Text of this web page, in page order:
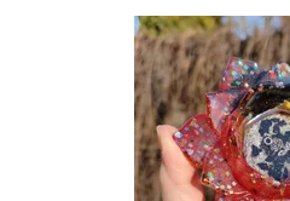
Dostupnost:
Skladem
10596